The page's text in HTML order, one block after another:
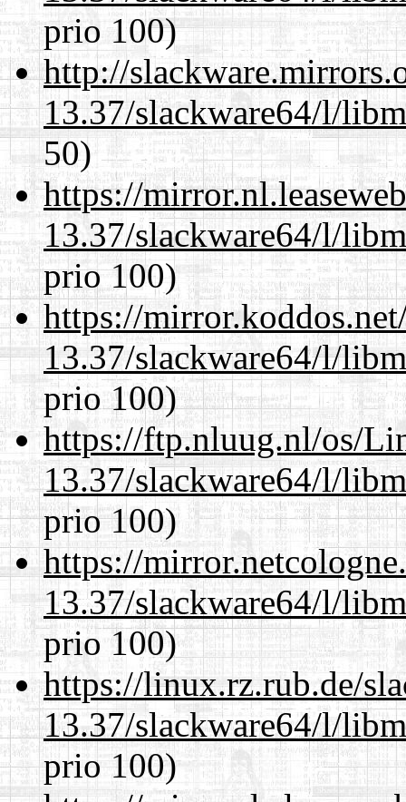
prio 100)
http://
13.37/slackware64/l/
50)
https://
13.37/slackware64/l/
prio 100)
https://
13.37/slackware64/l/
prio 100)
https://ftp.nluug.nl/os/
13.37/slackware64/l/
prio 100)
https://
13.37/slackware64/l/
prio 100)
https://linux.rz.rub.de/
13.37/slackware64/l/
prio 100)